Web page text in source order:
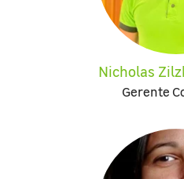
Nicholas
Gerente